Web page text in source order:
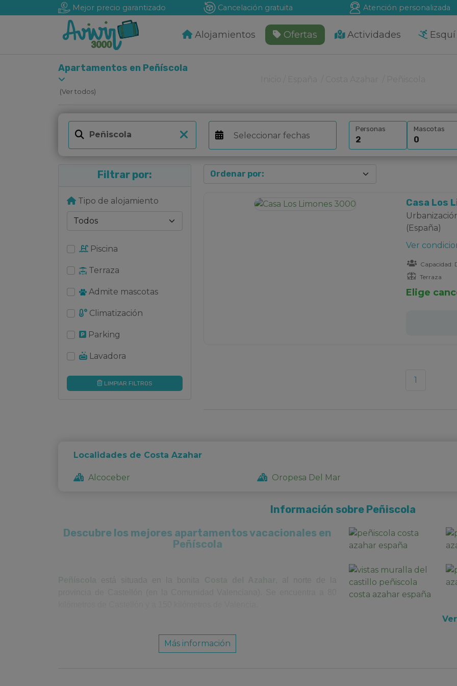
Mejor precio garantizado Cancelación gratuita Atención personalizada
Alojamientos Ofertas Actividades Esquí
Apartamentos en Peñíscola
(Ver todos)
Personas Mascotas
Filtrar por:
Tipo de alojamiento
Piscina
Terraza
Admite mascotas
Climatización
Parking
Lavadora
LIMPIAR FILTROS
Casa Los
(España)
Ver
Capacidad:
Terraza
Elige
1
Localidades de Costa Azahar
Alcoceber Oropesa Del Mar
Información sobre Peñiscola
Descubre los mejores apartamentos vacacionales en
Peñíscola
precioso y original paisaje. La zona de Peñíscola cuenta con una quincena
de playas y calas bañadas por las cálidas aguas del Mar Mediterráneo. Entre
Más información